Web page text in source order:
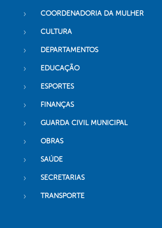
COORDENADORIA DA MULHER
CULTURA
DEPARTAMENTOS
EDUCAÇÃO
ESPORTES
FINANÇAS
GUARDA CIVIL MUNICIPAL
OBRAS
SAÚDE
SECRETARIAS
TRANSPORTE